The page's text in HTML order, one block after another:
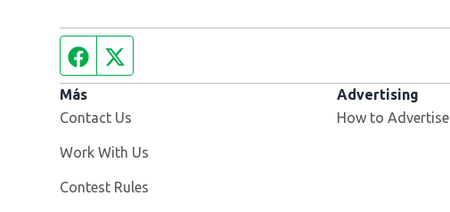
Facebook page
Más
Contact Us
Work With Us
Contest Rules
Advertising
How to Advertise